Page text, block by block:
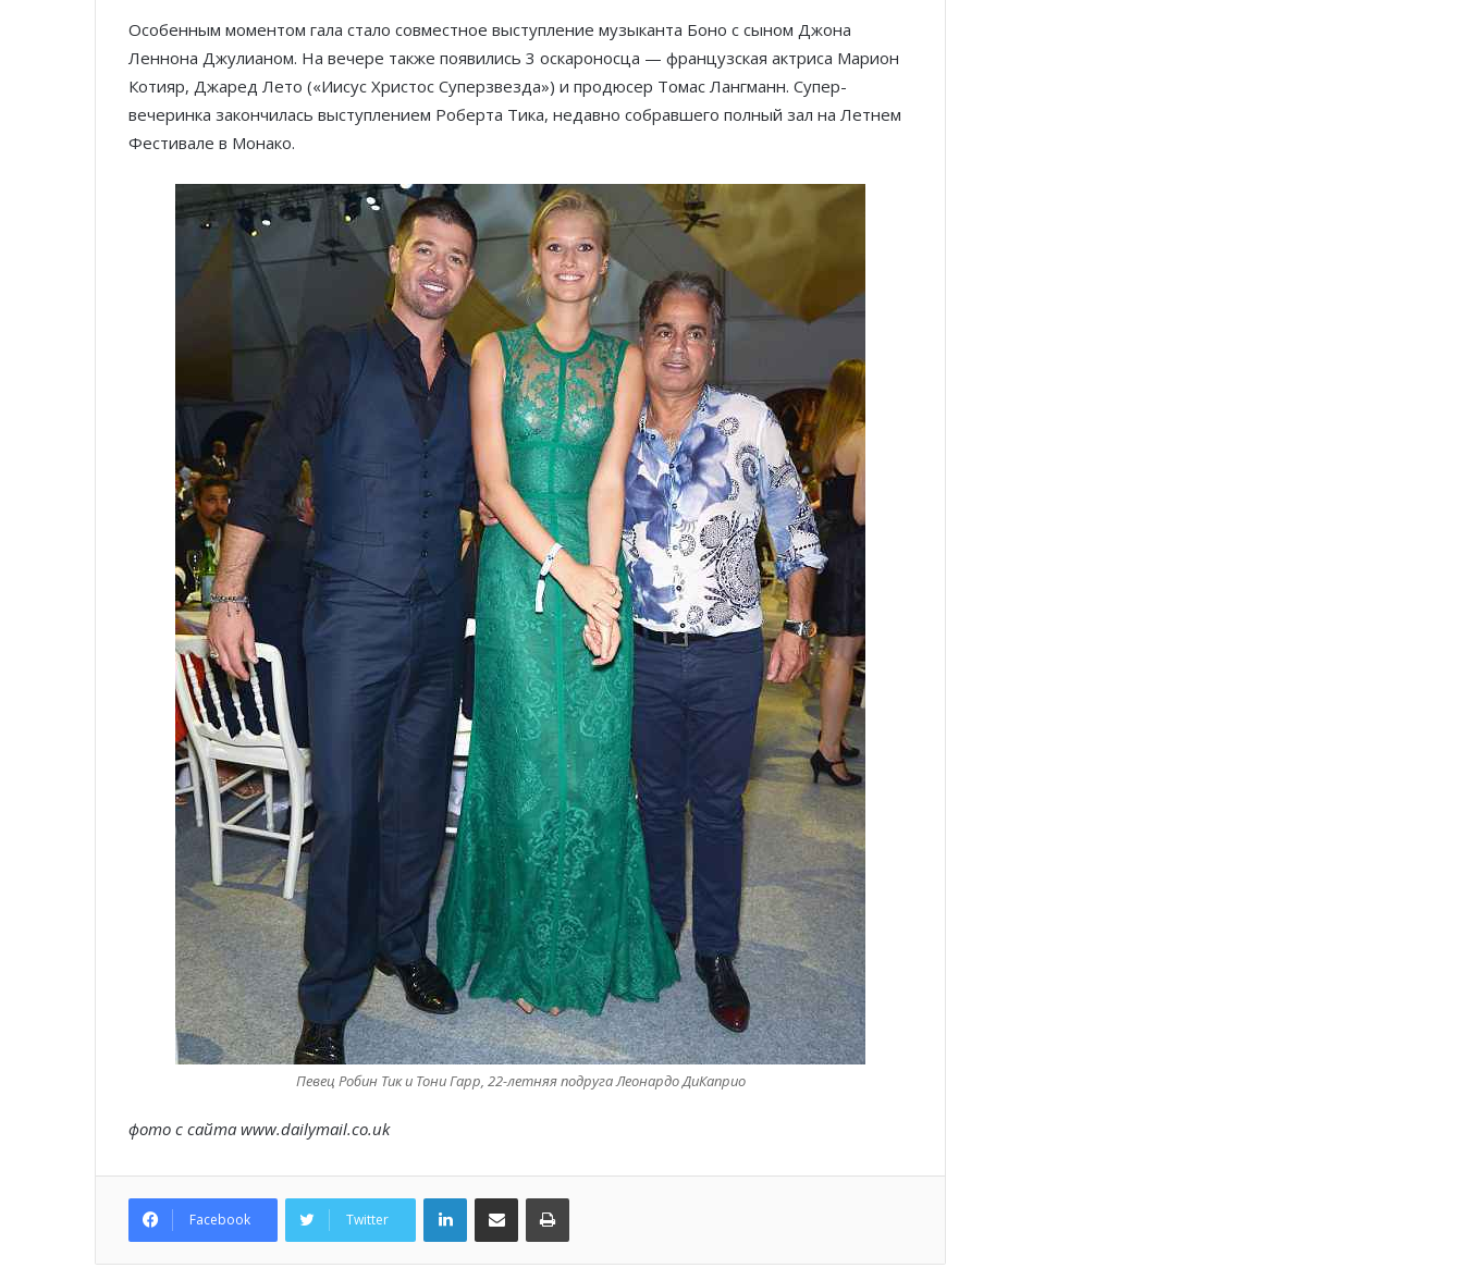
Особенным моментом гала стало совместное выступление музыканта Боно с сыном Джона
Леннона Джулианом. На вечере также появились 3 оскароносца — французская актриса Марион
Котияр, Джаред Лето («Иисус Христос Суперзвезда») и продюсер Томас Лангманн. Супер-
вечеринка закончилась выступлением Роберта Тика, недавно собравшего полный зал на Летнем
Фестивале в Монако.
Певец Робин Тик и Тони Гарр, 22-летняя подруга Леонардо ДиКаприо
фото с сайта www.dailymail.co.uk
Facebook Twitter
LinkedInПоделиться по электронной почте Распечатать
Благотворительный забег в Монако
помог детям на пяти континентах
После финиша начинается главное:
Монако подсчитывает
экономическую ценность Гран-при
Формулы-1
Отели Монако стали главным
драйвером роста индустрии
гостеприимства
Князь Альбер II и Принцесса
Шарлен посетили 77-й Бал
Ferrari набирает скорость перед